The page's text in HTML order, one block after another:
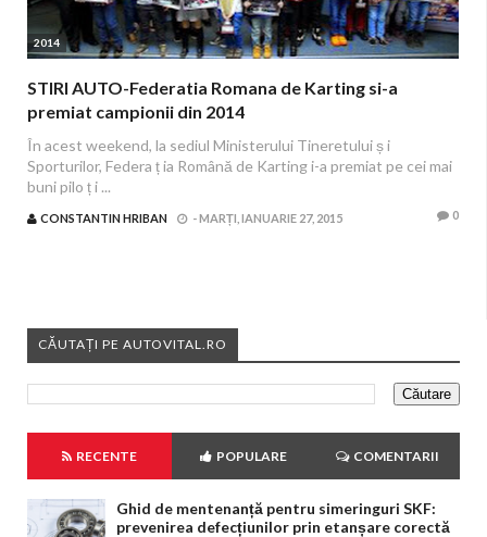
2014
STIRI AUTO-Federatia Romana de Karting si-a
premiat campionii din 2014
În acest weekend, la sediul Ministerului Tineretului ș i
Sporturilor, Federa ț ia Română de Karting i-a premiat pe cei mai
buni pilo ț i ...
CONSTANTIN HRIBAN -MARȚI, IANUARIE 27, 2015 0
CĂUTAȚI PE AUTOVITAL.RO
RECENTE POPULARE COMENTARII
Ghid de mentenanță pentru simeringuri SKF:
prevenirea defecțiunilor prin etanșare corectă